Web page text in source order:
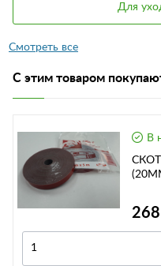
Для
С этим товаром
В